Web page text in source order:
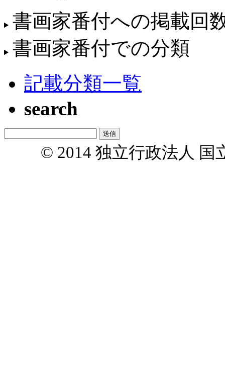
書画家番付への掲載回
書画家番付での分類
記載分類一覧
search
© 2014 独立行政法人 国